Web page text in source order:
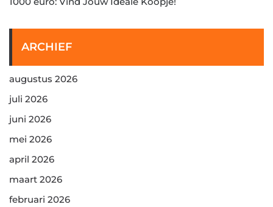
ARCHIEF
augustus 2026
juli 2026
juni 2026
mei 2026
april 2026
maart 2026
februari 2026